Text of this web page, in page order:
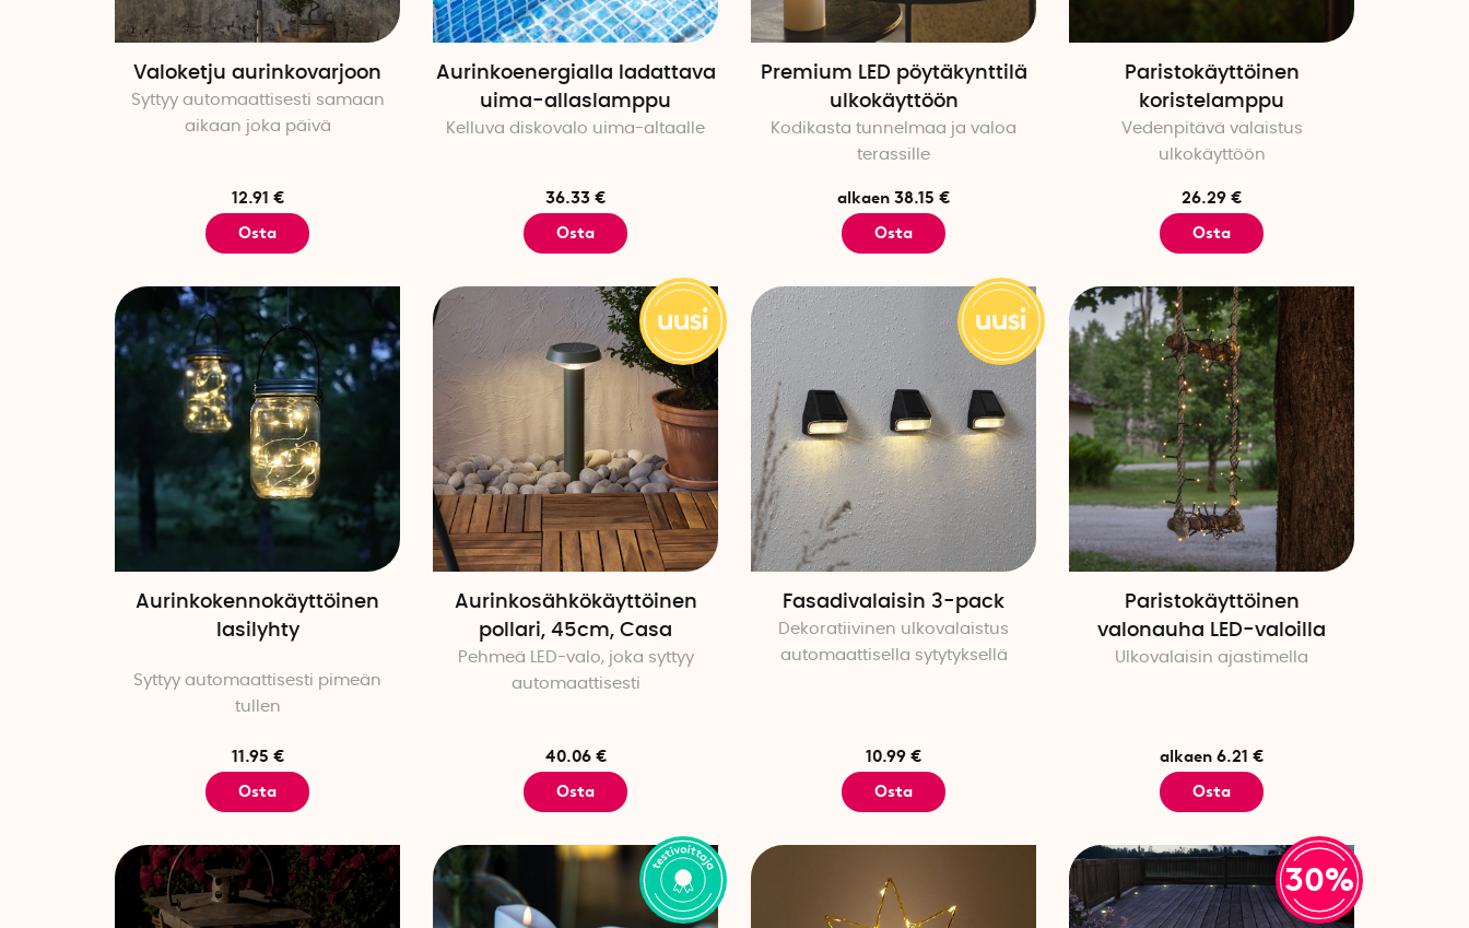
Valoketju aurinkovarjoon
Syttyy automaattisesti samaan
aikaan joka päivä
12.91 €
Osta
Aurinkoenergialla ladattava
uima-allaslamppu
Kelluva diskovalo uima-altaalle
36.33 €
Osta
Premium LED pöytäkynttilä
ulkokäyttöön
Kodikasta tunnelmaa ja valoa
terassille
alkaen 38.15 €
Osta
Paristokäyttöinen
koristelamppu
Vedenpitävä valaistus
ulkokäyttöön
26.29 €
Osta
Aurinkokennokäyttöinen
lasilyhty
Syttyy automaattisesti pimeän
tullen
11.95 €
Osta
Aurinkosähkökäyttöinen
pollari, 45cm, Casa
Pehmeä LED-valo, joka syttyy
automaattisesti
40.06 €
Osta
Fasadivalaisin 3-pack
Dekoratiivinen ulkovalaistus
automaattisella sytytyksellä
10.99 €
Osta
Paristokäyttöinen
valonauha LED-valoilla
Ulkovalaisin ajastimella
alkaen 6.21 €
Osta
30%